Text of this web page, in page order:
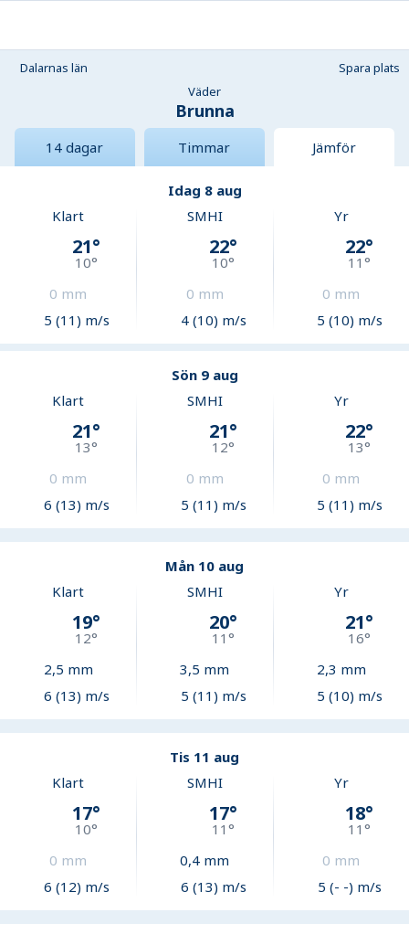
Dalarnas län
Spara plats
Väder
Brunna
14 dagar Timmar Jämför
Idag 8 aug
Klart
21°
10°
0 mm
5 (11) m/s
SMHI
22°
10°
0 mm
4 (10) m/s
Yr
22°
11°
0 mm
5 (10) m/s
Sön 9 aug
Klart
21°
13°
0 mm
6 (13) m/s
SMHI
21°
12°
0 mm
5 (11) m/s
Yr
22°
13°
0 mm
5 (11) m/s
Mån 10 aug
Klart
19°
12°
2,5 mm
6 (13) m/s
SMHI
20°
11 °
3,5 mm
5 (11) m/s
Yr
21°
16°
2,3 mm
5 (10) m/s
Tis 11 aug
Klart
17°
10°
0 mm
6 (12) m/s
SMHI
17°
11 °
0,4 mm
6 (13) m/s
Yr
18°
11°
0 mm
5 (- -) m/s